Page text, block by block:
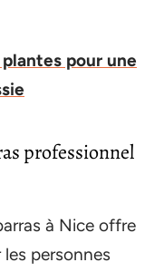
pour une
professionnel
à Nice offre
personnes